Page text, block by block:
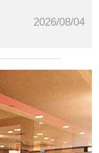
2026/08/04